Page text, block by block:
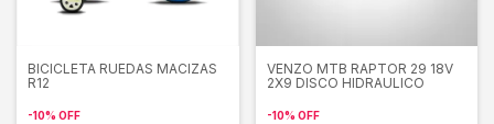
BICICLETA RUEDAS MACIZAS
R12
-10% OFF
VENZO MTB RAPTOR 29 18V
2X9 DISCO HIDRAULICO
-10% OFF